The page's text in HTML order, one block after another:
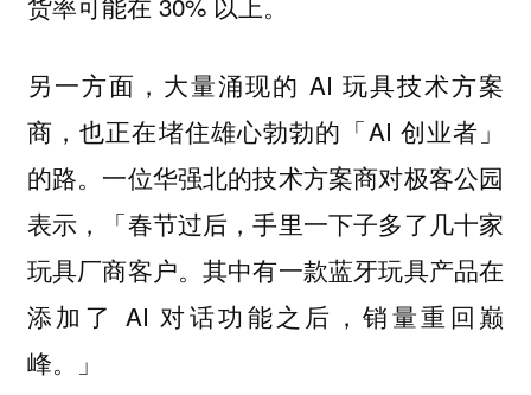
另一方面，大量涌现的 AI 玩具技术方案
商，也正在堵住雄心勃勃的「AI 创业者」
的路。一位华强北的技术方案商对极客公园
表示，「春节过后，手里一下子多了几十家
玩具厂商客户。其中有一款蓝牙玩具产品在
添加了 AI 对话功能之后，销量重回巅
峰。」